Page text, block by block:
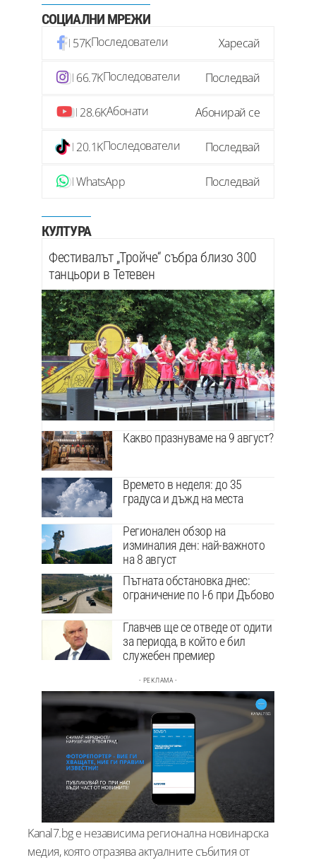
СОЦИАЛНИ МРЕЖИ
57KПоследователи Харесай
66.7KПоследователи Последвай
28.6KАбонати Абонирай се
20.1KПоследователи Последвай
WhatsApp Последвай
КУЛТУРА
Фестивалът „Тройче“ събра близо 300
танцьори в Тетевен
Какво празнуваме на 9 август?
Времето в неделя: до 35
градуса и дъжд на места
Регионален обзор на
изминалия ден: най-важното
на 8 август
Пътната обстановка днес:
ограничение по I-6 при Дъбово
Главчев ще се отведе от одити
за периода, в който е бил
служебен премиер
- РЕКЛАМА -
Kanal7.bg е независима регионална новинарска
медия, която отразява актуалните събития от